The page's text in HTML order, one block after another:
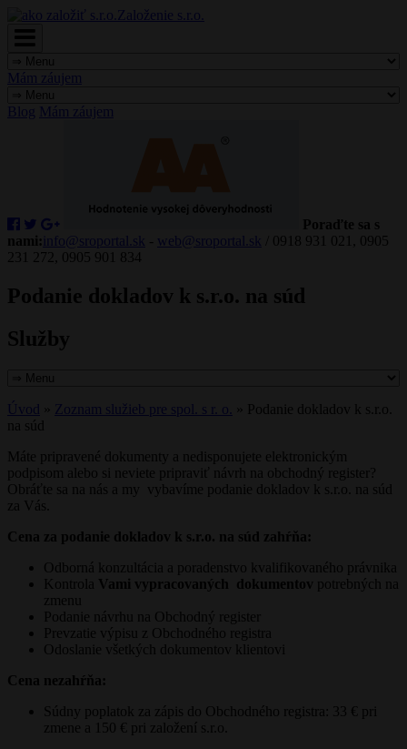
Založenie s.r.o.
Mám záujem
Blog Mám záujem
Poraďte sa s
nami:
info@sroportal.sk - web@sroportal.sk
/ 0918 931 021, 0905
231 272, 0905 901 834
Podanie dokladov k s.r.o. na súd
Služby
Úvod » Zoznam služieb pre spol. s r. o. » Podanie dokladov k s.r.o.
na súd
Máte pripravené dokumenty a nedisponujete elektronickým
podpisom alebo si neviete pripraviť návrh na obchodný register?
Obráťte sa na nás a my vybavíme podanie dokladov k s.r.o. na súd
za Vás.
Cena za podanie dokladov k s.r.o. na súd zahŕňa:
Odborná konzultácia a poradenstvo kvalifikovaného právnika
Kontrola Vami vypracovaných dokumentov
potrebných na
zmenu
Podanie návrhu na Obchodný register
Prevzatie výpisu z Obchodného registra
Odoslanie všetkých dokumentov klientovi
Cena nezahŕňa:
Súdny poplatok za zápis do Obchodného registra: 33 € pri
zmene a 150 € pri založení s.r.o.